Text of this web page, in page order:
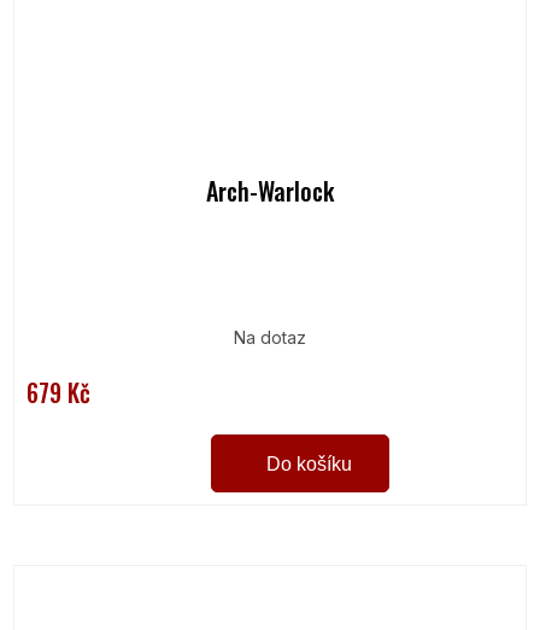
Arch-Warlock
Na dotaz
679 Kč
Do košíku